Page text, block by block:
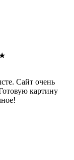
Сайт очень
картину